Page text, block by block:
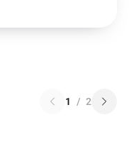
1 / 2